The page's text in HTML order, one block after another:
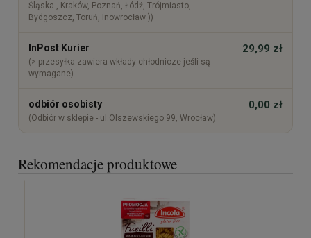
Śląska , Kraków, Poznań, Łódź, Trójmiasto,
Bydgoszcz, Toruń, Inowrocław ))
InPost Kurier
(> przesyłka zawiera wkłady chłodnicze jeśli są
wymagane)
29,99 zł
odbiór osobisty
(Odbiór w sklepie - ul.Olszewskiego 99, Wrocław)
0,00 zł
Rekomendacje produktowe